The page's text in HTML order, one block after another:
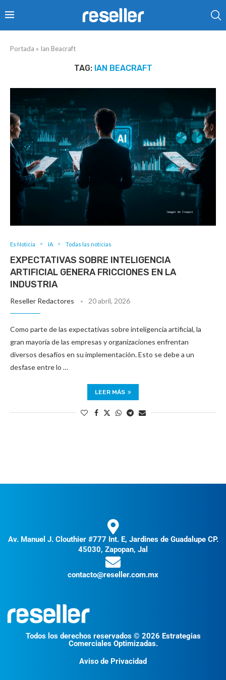
Portada » Ian Beacraft
TAG: IAN BEACRAFT
Es Noticia IA Todas las noticias
EXPECTATIVAS SOBRE INTELIGENCIA
ARTIFICIAL GENERA FRICCIONES EN LA
INDUSTRIA
Reseller Redactores 20 abril, 2026
Como parte de las expectativas sobre inteligencia artificial, la
gran mayoría de las empresas y organizaciones enfrentan
diversos desafíos en su implementación. Esto se debe a un
desfase entre lo …
LEER MÁS
Av. Manuel J. Clouthier #777 Int. E, Jardines de Guadalupe CP.
45030, Zapopan, Jal
contacto@reseller.com.mx
Todos los derechos reservados © 2026 Estrategias
Comerciales Optimizadas.
Aviso de Privacidad